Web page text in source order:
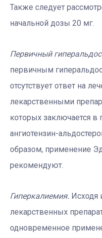
Также следует
начальной дозы 20 мг.
Первичный
первичным
отсутствует ответ на
лекарственными
которых заключается в
ангиотензин-
образом, применение
рекомендуют.
Гиперкалиемия. Исходя
лекарственных
одновременное